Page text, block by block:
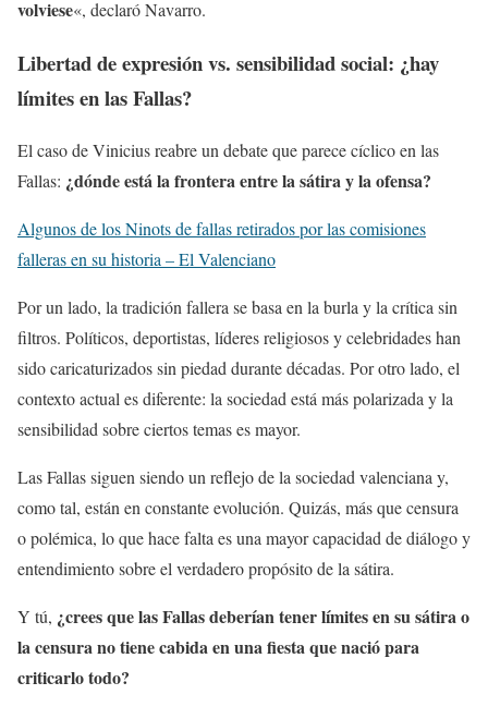
volviese«, declaró Navarro.
Libertad de expresión vs. sensibilidad social: ¿hay
límites en las Fallas?
El caso de Vinicius reabre un debate que parece cíclico en las
Fallas: ¿dónde está la frontera entre la sátira y la ofensa?
Algunos de los Ninots de fallas retirados por las comisiones
falleras en su historia – El Valenciano
Por un lado, la tradición fallera se basa en la burla y la crítica sin
filtros. Políticos, deportistas, líderes religiosos y celebridades han
sido caricaturizados sin piedad durante décadas. Por otro lado, el
contexto actual es diferente: la sociedad está más polarizada y la
sensibilidad sobre ciertos temas es mayor.
Las Fallas siguen siendo un reflejo de la sociedad valenciana y,
como tal, están en constante evolución. Quizás, más que censura
o polémica, lo que hace falta es una mayor capacidad de diálogo y
entendimiento sobre el verdadero propósito de la sátira.
Y tú, ¿crees que las Fallas deberían tener límites en su sátira o
la censura no tiene cabida en una fiesta que nació para
criticarlo todo?